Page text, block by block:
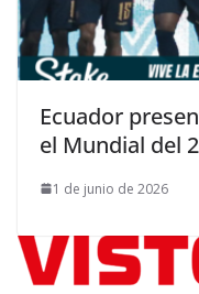
Ecuador
el Mundial del
1 de junio de 2026